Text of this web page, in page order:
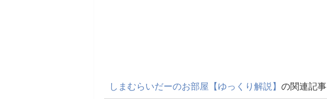
しまむらいだーのお部屋【ゆっくり解説】の関連記事